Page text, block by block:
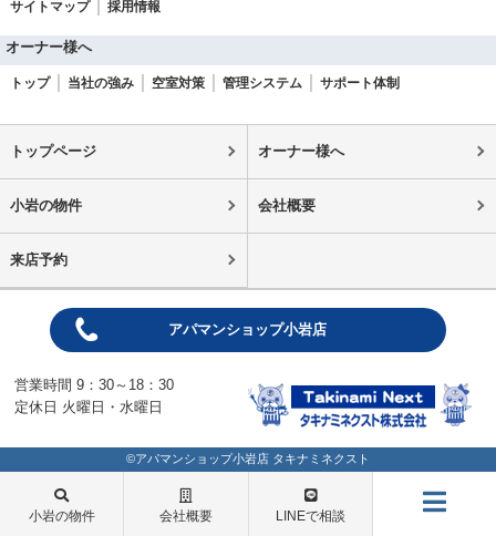
サイトマップ
採用情報
オーナー様へ
トップ 当社の強み 空室対策 管理システム サポート体制
トップページ オーナー様へ
小岩の物件 会社概要
来店予約
アパマンショップ小岩店
営業時間 9：30～18：30
定休日 火曜日・水曜日
©アパマンショップ小岩店 タキナミネクスト
小岩の物件 会社概要 LINEで相談